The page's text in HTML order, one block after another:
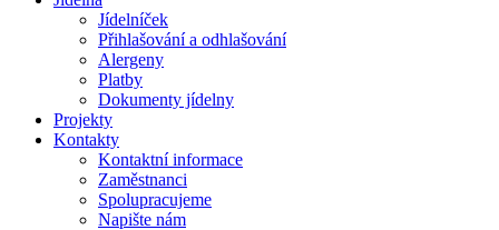
Jídelníček
Přihlašování a odhlašování
Alergeny
Platby
Dokumenty jídelny
Projekty
Kontakty
Kontaktní informace
Zaměstnanci
Spolupracujeme
Napište nám